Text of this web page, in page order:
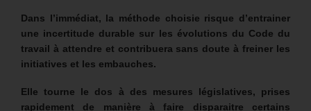
Dans l’immédiat, la méthode choisie risque d’entrainer
une incertitude durable sur les évolutions du Code du
travail à attendre et contribuera sans doute à freiner les
initiatives et les embauches.
Elle tourne le dos à des mesures législatives, prises
rapidement de manière à faire disparaitre certains